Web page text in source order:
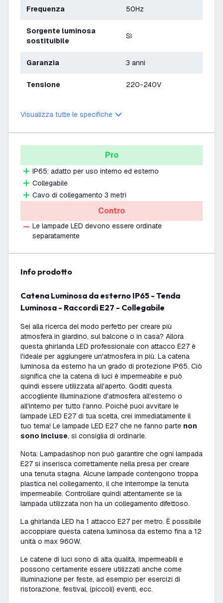
Frequenza 50Hz
Sorgente luminosa
sostituibile
Sì
Garanzia 3 anni
Tensione 220-240V
Visualizza tutte le specifiche
Pro
IP65: adatto per uso interno ed esterno
Collegabile
Cavo di collegamento 3 metri
Contro
Le lampade LED devono essere ordinate
separatamente
info prodotto
Catena Luminosa da esterno IP65 - Tenda
Luminosa - Raccordi E27 - Collegabile
Sei alla ricerca del modo perfetto per creare più
atmosfera in giardino, sul balcone o in casa? Allora
questa ghirlanda LED professionale con attacco E27 è
l'ideale per aggiungere un'atmosfera in più. La catena
luminosa da esterno ha un grado di protezione IP65. Ciò
significa che la catena di luci è impermeabile e può
quindi essere utilizzata all'aperto. Goditi questa
accogliente illuminazione d'atmosfera all'esterno o
all'interno per tutto l'anno. Poiché puoi avvitare le
lampade LED E27 di tua scelta, crei immediatamente il
tuo tema! Le lampade LED E27 che ne fanno parte non
sono incluse, si consiglia di ordinarle.
Nota: Lampadashop non può garantire che ogni lampada
E27 si inserisca correttamente nella presa per creare
una tenuta stagna. Alcune lampade contengono troppa
plastica nel collegamento, il che interrompe la tenuta
impermeabile. Controllare quindi attentamente se la
lampada utilizzata non ha un collegamento difettoso.
La ghirlanda LED ha 1 attacco E27 per metro. È possibile
accoppiare questa catena luminosa da esterno fina a 12
unità o max 960W.
Le catene di luci sono di alta qualità, impermeabili e
possono certamente essere utilizzati anche come
illuminazione per feste, ad esempio per esercizi di
ristorazione, festival, (piccoli) eventi, ecc.